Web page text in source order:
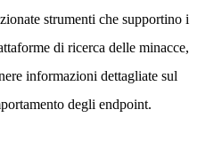
strumenti che supportino i
di ricerca delle minacce,
informazioni dettagliate sul
degli endpoint.